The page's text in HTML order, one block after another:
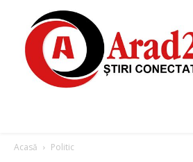
Acasă Politic